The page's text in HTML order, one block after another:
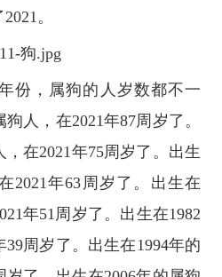
。
，属狗的人岁数都不一
人，在2021年87周岁了。
在2021年75周岁了。出生
2021年63周岁了。出生在
年51周岁了。出生在1982
周岁了。出生在1994年的